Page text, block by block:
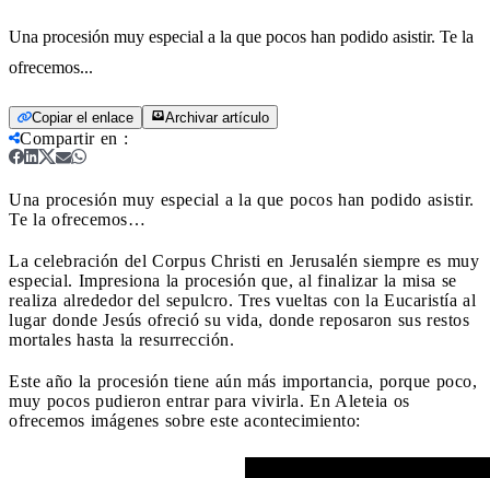
Una procesión muy especial a la que pocos han podido asistir. Te la
ofrecemos...
Copiar el enlace Archivar artículo
Compartir en :
Una procesión muy especial a la que pocos han podido asistir.
Te la ofrecemos…
La celebración del Corpus Christi en Jerusalén siempre es muy
especial. Impresiona la procesión que, al finalizar la misa se
realiza alrededor del sepulcro. Tres vueltas con la Eucaristía al
lugar donde Jesús ofreció su vida, donde reposaron sus restos
mortales hasta la resurrección.
Este año la procesión tiene aún más importancia, porque poco,
muy pocos pudieron entrar para vivirla. En Aleteia os
ofrecemos imágenes sobre este acontecimiento: